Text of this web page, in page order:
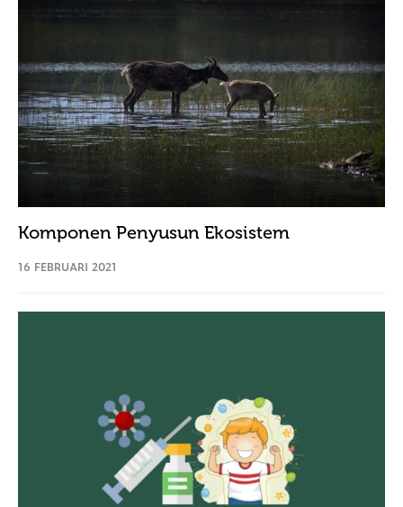
Komponen Penyusun Ekosistem
16 FEBRUARI 2021